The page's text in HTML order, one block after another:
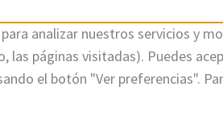
analizar nuestros servicios y
las páginas visitadas). Puedes
el botón "Ver preferencias".